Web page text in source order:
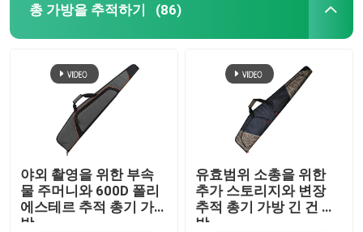
총 가방을 추적하기 (86)
야외 촬영을 위한 부속
물 주머니와 600D 폴리
에스테르 추적 총기 가
방
유효범위 소총을 위한
추가 스토리지와 변장
추적 총기 가방 긴 건 가
방